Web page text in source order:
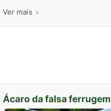
Ver mais
Ácaro da falsa ferrugem